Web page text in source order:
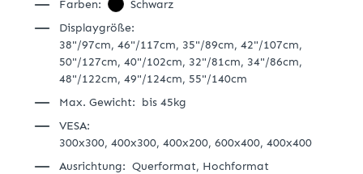
Farben:
Schwarz
Displaygröße:
38"/97cm, 46"/117cm, 35"/89cm, 42"/107cm,
50"/127cm, 40"/102cm, 32"/81cm, 34"/86cm,
48"/122cm, 49"/124cm, 55"/140cm
Max. Gewicht: bis 45kg
VESA:
300x300, 400x300, 400x200, 600x400, 400x400
Ausrichtung: Querformat, Hochformat